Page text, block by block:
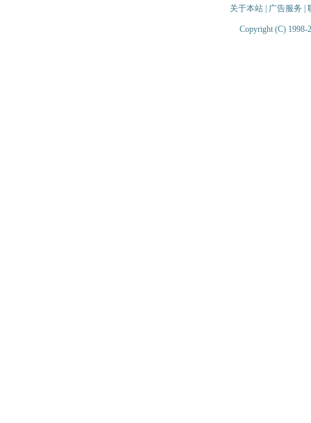
关于本站| 广告服务
Copyright (C) 1998-